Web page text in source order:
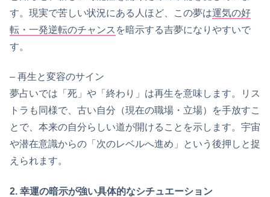
す。現実で苦しい状況にある人ほど、この夢は運気の好
転・一発逆転のチャンス を暗示する吉夢になりやすいで
す。
– 再生と変容のサイン
夢占いでは「死」や「終わり」は再生を意味します。リス
トラも同様で、古い自分（現在の職場・立場）を手放すこ
とで、本来の自分らしい道が開けることを示します。宇宙
や潜在意識からの「次のレベルへ進め」という後押しと捉
えられます。
2. 幸運の暗示が強い具体的なシチュエーション